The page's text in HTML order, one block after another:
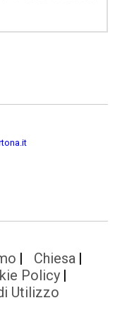
Chiesa
Policy
Utilizzo